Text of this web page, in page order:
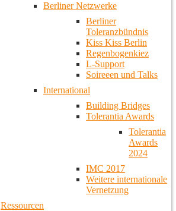
Berliner Netzwerke
Berliner
Toleranzbündnis
Kiss Kiss Berlin
Regenbogenkiez
L-Support
Soireeen und Talks
International
Building Bridges
Tolerantia Awards
Tolerantia
Awards
2024
IMC 2017
Weitere internationale
Vernetzung
Ressourcen